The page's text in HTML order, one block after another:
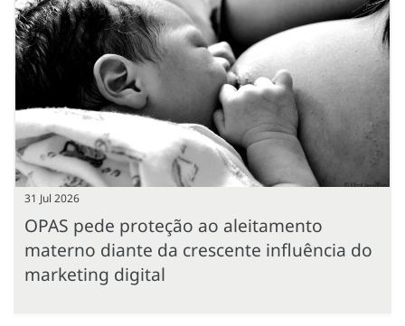
31 Jul 2026
OPAS pede proteção ao aleitamento
materno diante da crescente influência do
marketing digital